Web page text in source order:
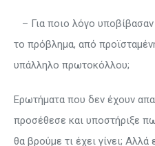
– Για ποιο λόγο
το πρόβλημα, από
υπάλληλο πρωτοκόλλου;
Ερωτήματα που δεν έχουν
προσέθεσε και υποστήριξε
θα βρούμε τι έχει γίνει; Αλλά